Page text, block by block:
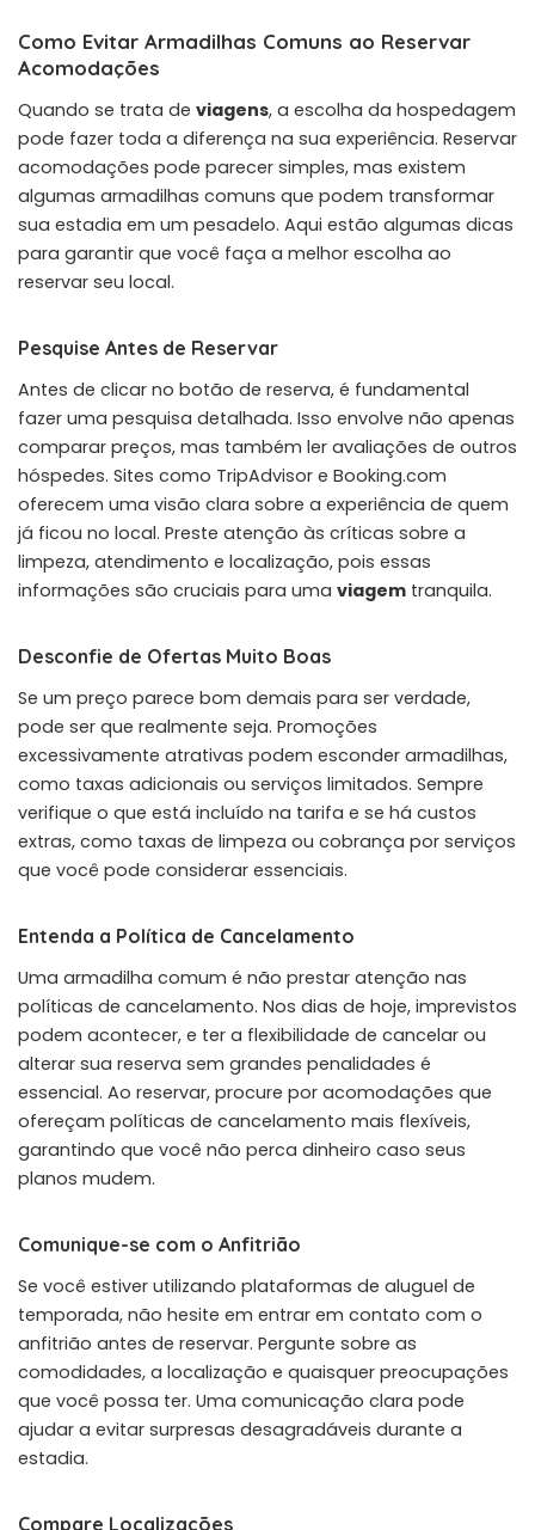
Como Evitar Armadilhas Comuns ao Reservar
Acomodações
Quando se trata de viagens, a escolha da hospedagem
pode fazer toda a diferença na sua experiência. Reservar
acomodações pode parecer simples, mas existem
algumas armadilhas comuns que podem transformar
sua estadia em um pesadelo. Aqui estão algumas dicas
para garantir que você faça a melhor escolha ao
reservar seu local.
Pesquise Antes de Reservar
Antes de clicar no botão de reserva, é fundamental
fazer uma pesquisa detalhada. Isso envolve não apenas
comparar preços, mas também ler avaliações de outros
hóspedes. Sites como TripAdvisor e Booking.com
oferecem uma visão clara sobre a experiência de quem
já ficou no local. Preste atenção às críticas sobre a
limpeza, atendimento e localização, pois essas
informações são cruciais para uma viagem tranquila.
Desconfie de Ofertas Muito Boas
Se um preço parece bom demais para ser verdade,
pode ser que realmente seja. Promoções
excessivamente atrativas podem esconder armadilhas,
como taxas adicionais ou serviços limitados. Sempre
verifique o que está incluído na tarifa e se há custos
extras, como taxas de limpeza ou cobrança por serviços
que você pode considerar essenciais.
Entenda a Política de Cancelamento
Uma armadilha comum é não prestar atenção nas
políticas de cancelamento. Nos dias de hoje, imprevistos
podem acontecer, e ter a flexibilidade de cancelar ou
alterar sua reserva sem grandes penalidades é
essencial. Ao reservar, procure por acomodações que
ofereçam políticas de cancelamento mais flexíveis,
garantindo que você não perca dinheiro caso seus
planos mudem.
Comunique-se com o Anfitrião
Se você estiver utilizando plataformas de aluguel de
temporada, não hesite em entrar em contato com o
anfitrião antes de reservar. Pergunte sobre as
comodidades, a localização e quaisquer preocupações
que você possa ter. Uma comunicação clara pode
ajudar a evitar surpresas desagradáveis durante a
estadia.
Compare Localizações